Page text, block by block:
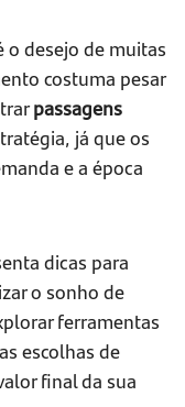
o desejo de muitas
costuma pesar
passagens
já que os
e a época
dicas para
o sonho de
ferramentas
escolhas de
final da sua